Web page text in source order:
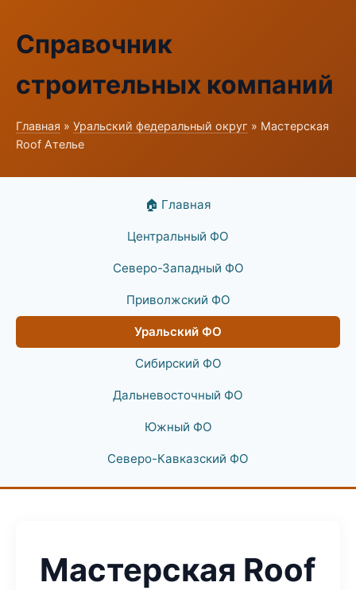
Справочник
строительных компаний
Главная » Уральский федеральный округ » Мастерская
Roof Ателье
🏠 Главная
Центральный ФО
Северо-Западный ФО
Приволжский ФО
Уральский ФО
Сибирский ФО
Дальневосточный ФО
Южный ФО
Северо-Кавказский ФО
Мастерская Roof